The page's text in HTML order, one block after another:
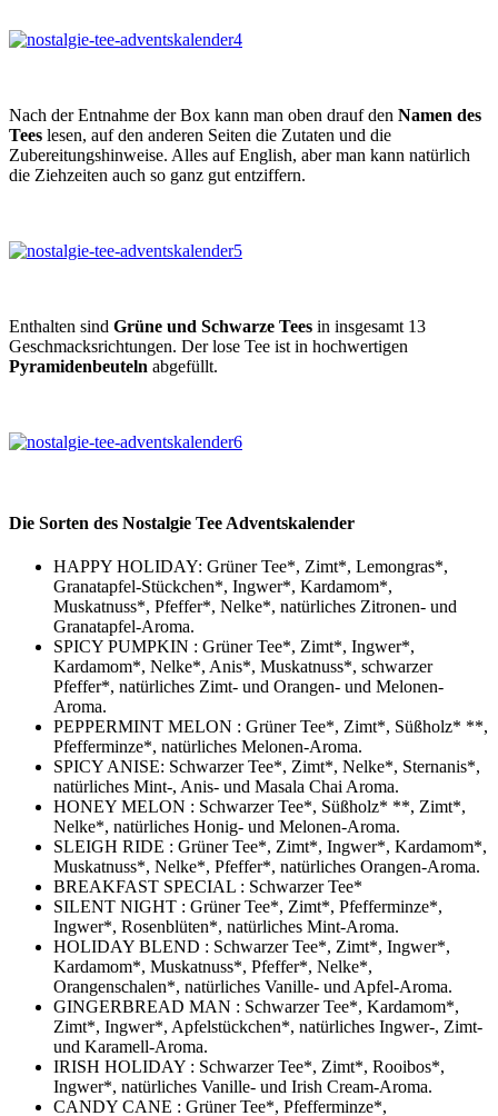
Nach der Entnahme der Box kann man oben drauf den Namen des
Tees lesen, auf den anderen Seiten die Zutaten und die
Zubereitungshinweise. Alles auf English, aber man kann natürlich
die Ziehzeiten auch so ganz gut entziffern.
Enthalten sind Grüne und Schwarze Tees in insgesamt 13
Geschmacksrichtungen. Der lose Tee ist in hochwertigen
Pyramidenbeuteln abgefüllt.
Die Sorten des Nostalgie Tee Adventskalender
HAPPY HOLIDAY: Grüner Tee*, Zimt*, Lemongras*,
Granatapfel-Stückchen*, Ingwer*, Kardamom*,
Muskatnuss*, Pfeffer*, Nelke*, natürliches Zitronen- und
Granatapfel-Aroma.
SPICY PUMPKIN : Grüner Tee*, Zimt*, Ingwer*,
Kardamom*, Nelke*, Anis*, Muskatnuss*, schwarzer
Pfeffer*, natürliches Zimt- und Orangen- und Melonen-
Aroma.
PEPPERMINT MELON : Grüner Tee*, Zimt*, Süßholz* **,
Pfefferminze*, natürliches Melonen-Aroma.
SPICY ANISE: Schwarzer Tee*, Zimt*, Nelke*, Sternanis*,
natürliches Mint-, Anis- und Masala Chai Aroma.
HONEY MELON : Schwarzer Tee*, Süßholz* **, Zimt*,
Nelke*, natürliches Honig- und Melonen-Aroma.
SLEIGH RIDE : Grüner Tee*, Zimt*, Ingwer*, Kardamom*,
Muskatnuss*, Nelke*, Pfeffer*, natürliches Orangen-Aroma.
BREAKFAST SPECIAL : Schwarzer Tee*
SILENT NIGHT : Grüner Tee*, Zimt*, Pfefferminze*,
Ingwer*, Rosenblüten*, natürliches Mint-Aroma.
HOLIDAY BLEND : Schwarzer Tee*, Zimt*, Ingwer*,
Kardamom*, Muskatnuss*, Pfeffer*, Nelke*,
Orangenschalen*, natürliches Vanille- und Apfel-Aroma.
GINGERBREAD MAN : Schwarzer Tee*, Kardamom*,
Zimt*, Ingwer*, Apfelstückchen*, natürliches Ingwer-, Zimt-
und Karamell-Aroma.
IRISH HOLIDAY : Schwarzer Tee*, Zimt*, Rooibos*,
Ingwer*, natürliches Vanille- und Irish Cream-Aroma.
CANDY CANE : Grüner Tee*, Pfefferminze*,